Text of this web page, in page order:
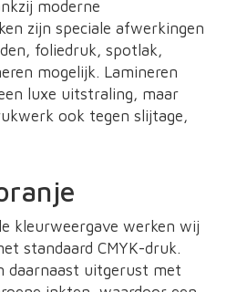
moderne
zijn speciale afwerkingen
foliedruk, spotlak,
mogelijk. Lamineren
luxe uitstraling, maar
ook tegen slijtage,
kleurweergave werken wij
standaard CMYK-druk.
daarnaast uitgerust met